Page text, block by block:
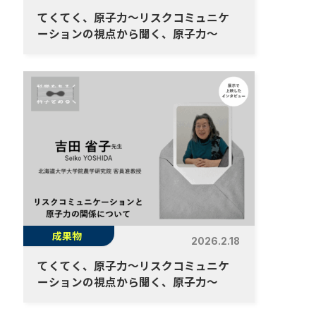
てくてく、原子力～リスクコミュニケ
ーションの視点から聞く、原子力～
成果物 2026.2.18
てくてく、原子力～リスクコミュニケ
ーションの視点から聞く、原子力～